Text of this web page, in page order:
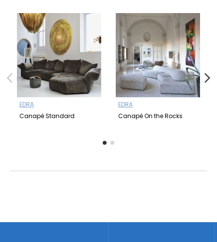
EDRA
Canapé Standard
EDRA
Canapé On the Rocks